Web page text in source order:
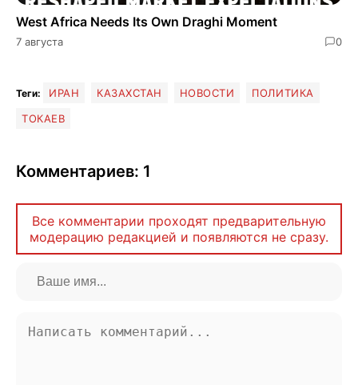
West Africa Needs Its Own Draghi Moment
7 августа 0
Теги: ИРАН КАЗАХСТАН НОВОСТИ
ПОЛИТИКА
ТОКАЕВ
Комментариев: 1
Все комментарии проходят предварительную
модерацию редакцией и появляются не сразу.